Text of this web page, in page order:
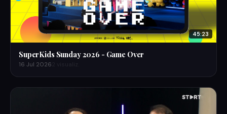
45:23
SuperKids Sunday 2026 - Game Over
16 Jul 2026